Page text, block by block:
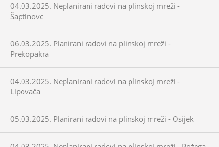
04.03.2025. Neplanirani radovi na plinskoj mreži -
Šaptinovci
06.03.2025. Planirani radovi na plinskoj mreži -
Prekopakra
04.03.2025. Neplanirani radovi na plinskoj mreži -
Lipovača
05.03.2025. Planirani radovi na plinskoj mreži - Osijek